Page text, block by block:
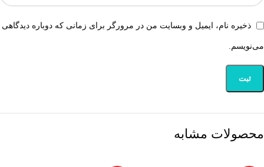
ذخیره نام، ایمیل و وبسایت من در مرورگر برای زمانی که دوباره دیدگاهی
می‌نویسم.
محصولات مشابه